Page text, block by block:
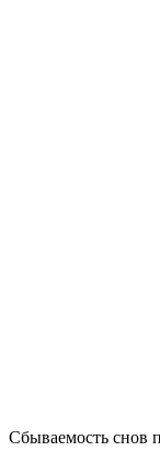
Сбываемость снов